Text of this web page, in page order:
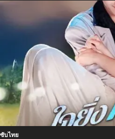
ซับไทย